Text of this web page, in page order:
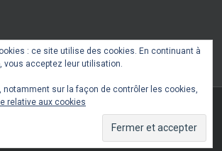
Paloise Escrime | Tous droits réservés
: ce site utilise des cookies. En continuant à
vous acceptez leur utilisation.
notamment sur la façon de contrôler les cookies,
relative aux cookies